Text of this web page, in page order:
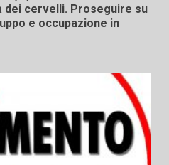
dei cervelli. Proseguire su
e occupazione in